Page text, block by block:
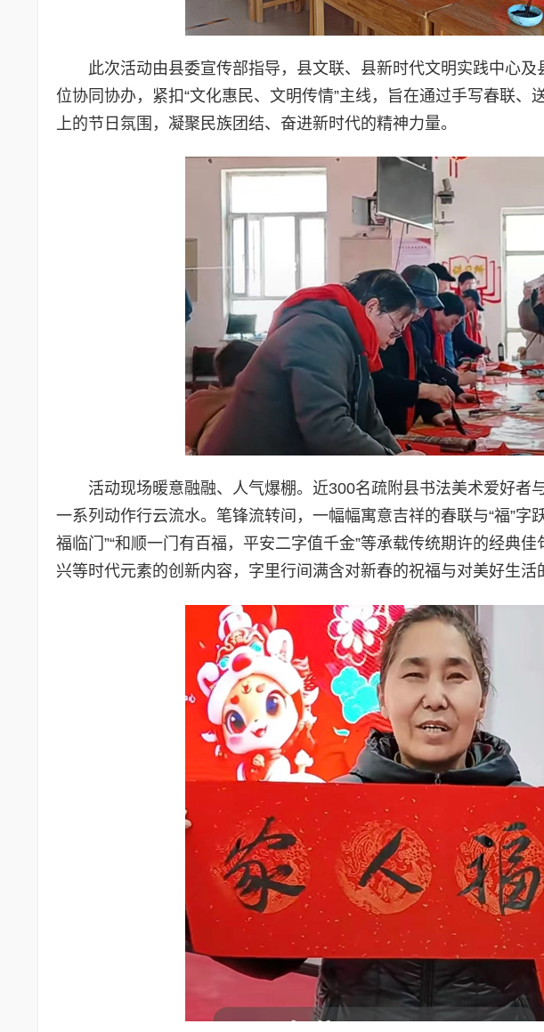
此次活动由县委宣传部指导，县文联、县新时代文明实践中心
位协同协办，紧扣“文化惠民、文明传情”主线，旨在通过手写春联、
上的节日氛围，凝聚民族团结、奋进新时代的精神力量。
活动现场暖意融融、人气爆棚。近300名疏附县书法美术爱好者
一系列动作行云流水。笔锋流转间，一幅幅寓意吉祥的春联与“福”字
福临门”“和顺一门有百福，平安二字值千金”等承载传统期许的经典
兴等时代元素的创新内容，字里行间满含对新春的祝福与对美好生活